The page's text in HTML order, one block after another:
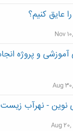
عایق کنیم؟
Nov
Aug
نوین - نهرآب زیست
Aug 20,